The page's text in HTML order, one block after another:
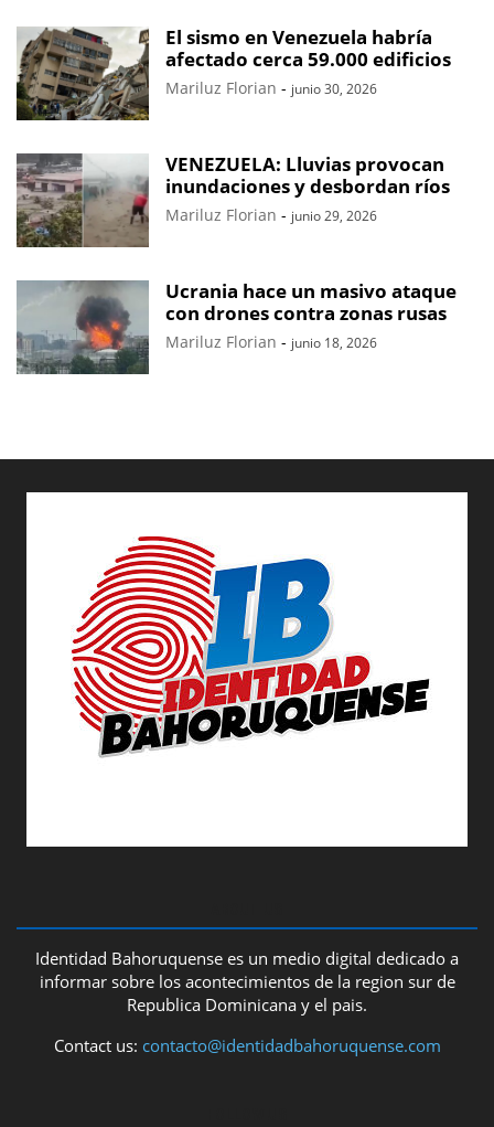
El sismo en Venezuela habría
afectado cerca 59.000 edificios
Mariluz Florian - junio 30, 2026
VENEZUELA: Lluvias provocan
inundaciones y desbordan ríos
Mariluz Florian - junio 29, 2026
Ucrania hace un masivo ataque
con drones contra zonas rusas
Mariluz Florian - junio 18, 2026
Identidad Bahoruquense es un medio digital dedicado a
informar sobre los acontecimientos de la region sur de
Republica Dominicana y el pais.
Contact us: contacto@identidadbahoruquense.com